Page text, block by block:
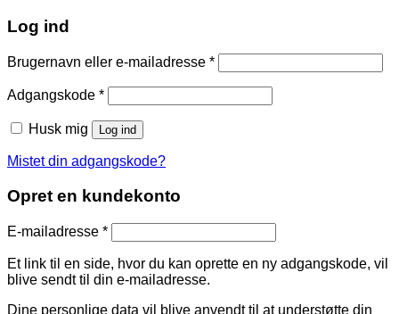
Log ind
Brugernavn eller e-mailadresse *
Adgangskode *
Husk mig Log ind
Mistet din adgangskode?
Opret en kundekonto
E-mailadresse *
Et link til en side, hvor du kan oprette en ny adgangskode, vil
blive sendt til din e-mailadresse.
Dine personlige data vil blive anvendt til at understøtte din